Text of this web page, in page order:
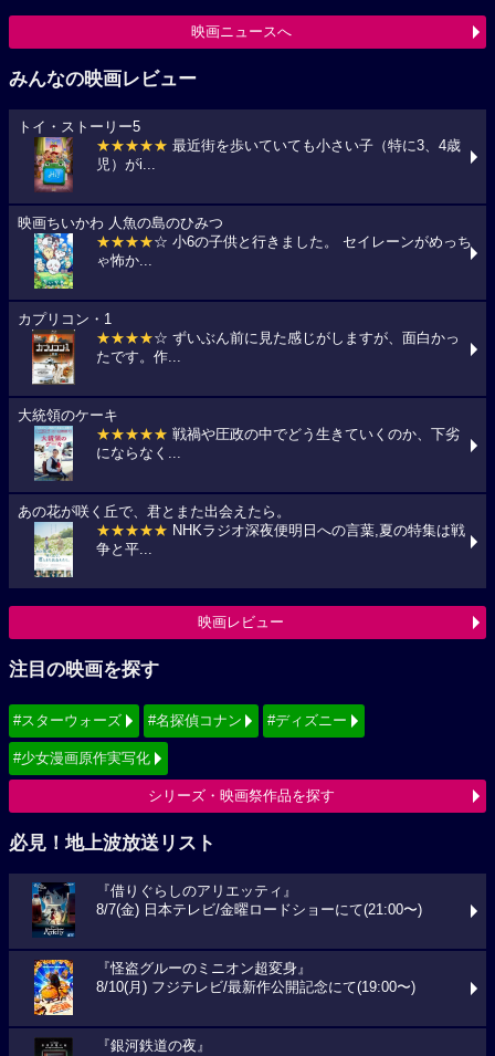
映画ニュースへ
みんなの映画レビュー
トイ・ストーリー5
★★★★★ 最近街を歩いていても小さい子（特に3、4歳
児）がi...
映画ちいかわ 人魚の島のひみつ
★★★★☆ 小6の子供と行きました。 セイレーンがめっち
ゃ怖か...
カプリコン・1
★★★★☆ ずいぶん前に見た感じがしますが、面白かっ
たです。作...
大統領のケーキ
★★★★★ 戦禍や圧政の中でどう生きていくのか、下劣
にならなく...
あの花が咲く丘で、君とまた出会えたら。
★★★★★ NHKラジオ深夜便明日への言葉,夏の特集は戦
争と平...
映画レビュー
注目の映画を探す
#スターウォーズ #名探偵コナン #ディズニー
#少女漫画原作実写化
シリーズ・映画祭作品を探す
必見！地上波放送リスト
『借りぐらしのアリエッティ』
8/7(金) 日本テレビ/金曜ロードショーにて(21:00〜)
『怪盗グルーのミニオン超変身』
8/10(月) フジテレビ/最新作公開記念にて(19:00〜)
『銀河鉄道の夜』